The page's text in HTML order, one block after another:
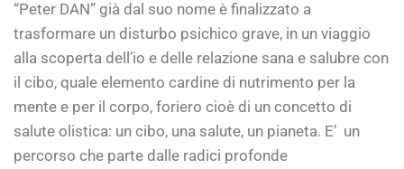
“Peter DAN” già dal suo nome è finalizzato a
trasformare un disturbo psichico grave, in un viaggio
alla scoperta dell’io e delle relazione sana e salubre con
il cibo, quale elemento cardine di nutrimento per la
mente e per il corpo, foriero cioè di un concetto di
salute olistica: un cibo, una salute, un pianeta. E’ un
percorso che parte dalle radici profonde